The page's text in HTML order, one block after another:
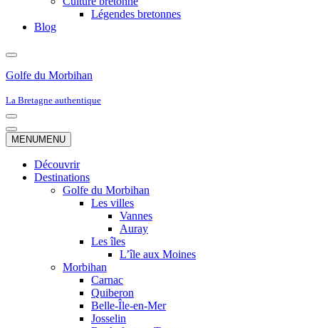
Légendes bretonnes
Blog
Golfe du Morbihan
La Bretagne authentique
Menu
de
navigation
Menu
de
MENUMENU
Découvrir
Destinations
Golfe du Morbihan
Les villes
Vannes
Auray
Les îles
L’île aux Moines
Morbihan
Carnac
Quiberon
Belle-Île-en-Mer
Josselin